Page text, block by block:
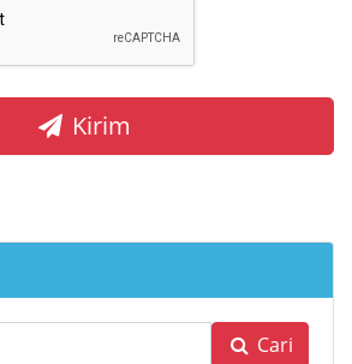
Kirim
Cari